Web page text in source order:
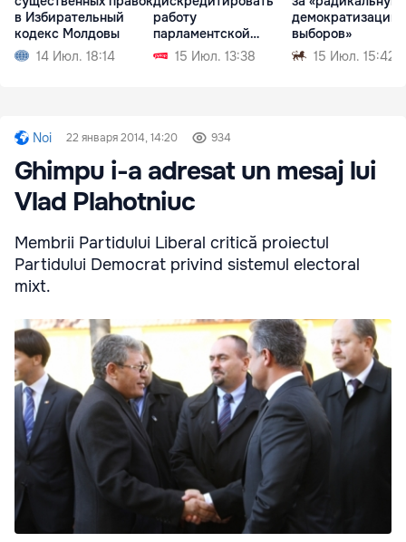
в Избирательный
кодекс Молдовы
14 Июл. 18:14
работу
парламентской
комиссии
15 Июл. 13:38
демократизацию
выборов»
15 Июл. 15:42
Noi 22 января 2014, 14:20 934
Ghimpu i-a adresat un mesaj lui
Vlad Plahotniuc
Membrii Partidului Liberal critică proiectul
Partidului Democrat privind sistemul electoral
mixt.